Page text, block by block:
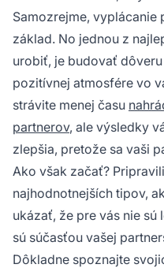
Samozrejme, vyplácanie
základ. No jednou z
urobiť, je budovať
pozitívnej atmosfére vo
strávite menej času
partnerov, ale výsledky
zlepšia, pretože sa vaši
Ako však začať?
najhodnotnejších tipov,
ukázať, že pre vás nie sú
sú súčasťou vašej
Dôkladne spoznajte